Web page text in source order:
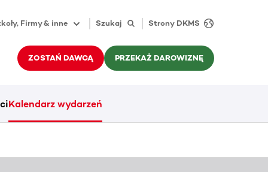
Firmy & inne Szukaj Strony DKMS
ZOSTAŃ DAWCĄ PRZEKAŻ DAROWIZNĘ
Kalendarz wydarzeń